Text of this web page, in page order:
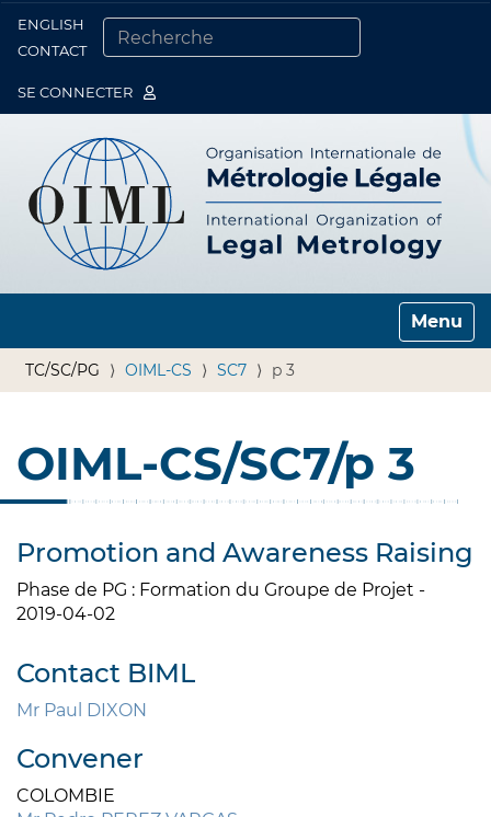
ENGLISH
CONTACT
SE CONNECTER
Toggle
TC/SC/PG OIML-CS SC7 p 3
OIML-CS/SC7/p 3
Promotion and Awareness Raising
Phase de PG : Formation du Groupe de Projet -
2019-04-02
Contact BIML
Mr Paul DIXON
Convener
COLOMBIE